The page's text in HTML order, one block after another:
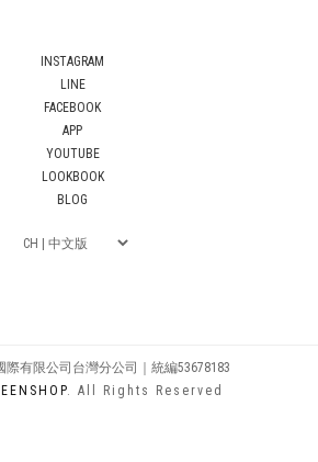
INSTAGRAM
LINE
FACEBOOK
APP
YOUTUBE
LOOKBOOK
BLOG
際有限公司台灣分公司｜統編53678183
. All Rights Reserved